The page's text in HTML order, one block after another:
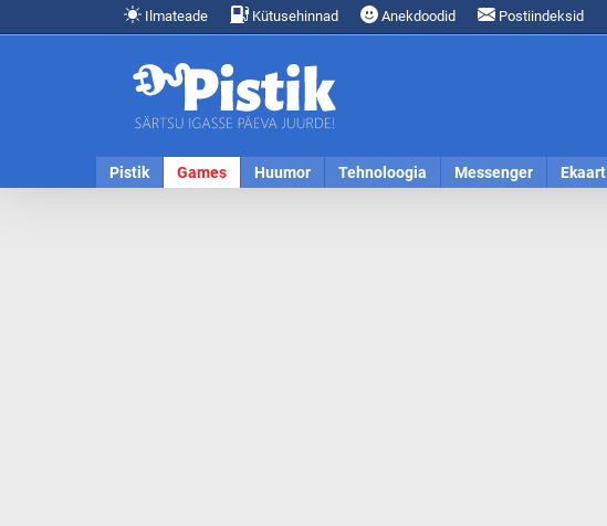
Ilmateade Kütusehinnad Anekdoodid Postiindeksid
Pistik Games Huumor Tehnoloogia Messenger Ekaart